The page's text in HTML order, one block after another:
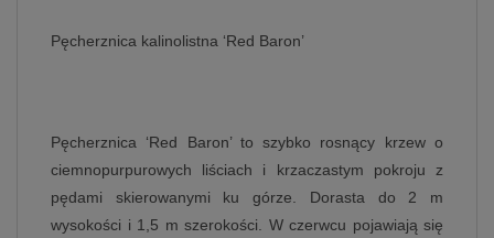
Pęcherznica kalinolistna ‘Red Baron’
Pęcherznica ‘Red Baron’ to szybko rosnący krzew o
ciemnopurpurowych liściach i krzaczastym pokroju z
pędami skierowanymi ku górze. Dorasta do 2 m
wysokości i 1,5 m szerokości. W czerwcu pojawiają się